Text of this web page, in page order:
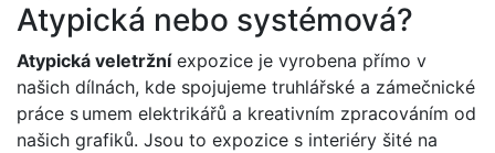
Atypická nebo systémová?
Atypická veletržníexpozice je vyrobena přímo v
našich dílnách, kde spojujeme truhlářské a zámečnické
práce s umem elektrikářů a kreativním zpracováním od
našich grafiků. Jsou to expozice s interiéry šité na